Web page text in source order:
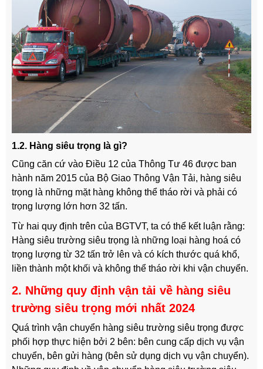
1.2. Hàng siêu trọng là gì?
Cũng căn cứ vào Điều 12 của Thông Tư 46 được ban
hành năm 2015 của Bộ Giao Thông Vận Tải, hàng siêu
trọng là những mặt hàng không thể tháo rời và phải có
trọng lượng lớn hơn 32 tấn.
Từ hai quy định trên của BGTVT, ta có thể kết luận rằng:
Hàng siêu trường siêu trọng là những loại hàng hoá có
trọng lượng từ 32 tấn trở lên và có kích thước quá khổ,
liền thành một khối và không thể tháo rời khi vận chuyển.
2. Những quy định vận tải về hàng siêu
trường siêu trọng mới nhất 2024
Quá trình vận chuyển hàng siêu trường siêu trọng được
phối hợp thực hiện bởi 2 bên: bên cung cấp dịch vụ vận
chuyển, bên gửi hàng (bên sử dụng dịch vụ vận chuyển).